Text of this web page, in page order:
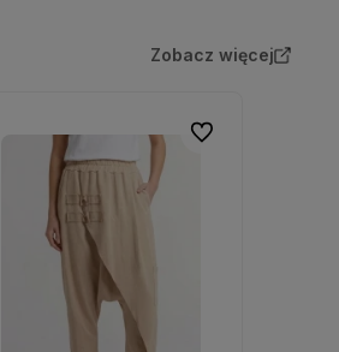
Zobacz więcej
Do ulubionych